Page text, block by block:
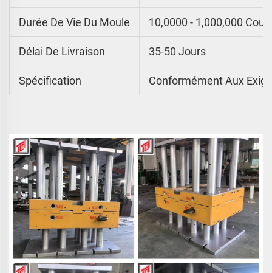
Durée De Vie Du Moule 10,0000 - 1,000,000
Délai De Livraison 35-50 Jours
Spécification Conformément Aux